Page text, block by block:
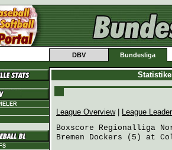
DBV Bundesliga
League Overview|
League
Boxscore Regionalliga
Bremen Dockers (5) at